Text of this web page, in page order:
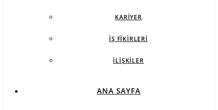
KARIYER
İŞ FIKIRLERI
İLIŞKILER
ANA SAYFA